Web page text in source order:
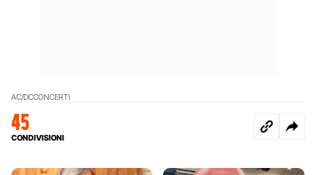
AC/DCCONCERTI
45
CONDIVISIONI